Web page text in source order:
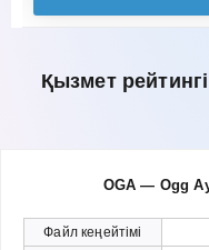
Қызмет
OGA — Ogg
Файл кеңейтімі